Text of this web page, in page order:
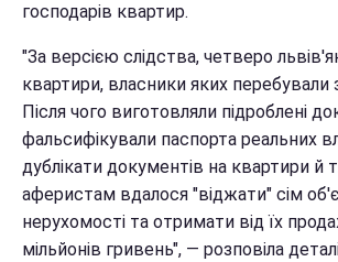
господарів квартир.
"За версією слідства, четверо
квартири, власники яких перебували
Після чого виготовляли підроблені
фальсифікували паспорта реальних
дублікати документів на квартири й
аферистам вдалося "віджати" сім
нерухомості та отримати від їх
мільйонів гривень", — розповіла